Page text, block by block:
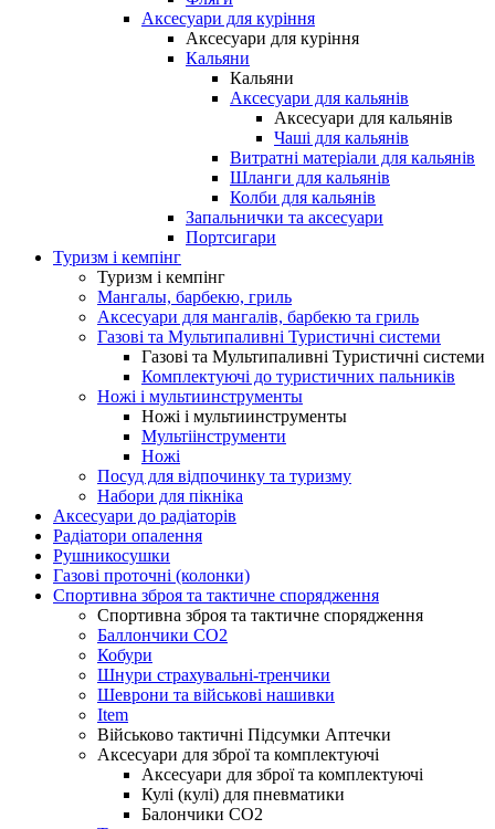
Аксесуари для куріння
Аксесуари для куріння
Кальяни
Кальяни
Аксесуари для кальянів
Аксесуари для кальянів
Чаші для кальянів
Витратні матеріали для кальянів
Шланги для кальянів
Колби для кальянів
Запальнички та аксесуари
Портсигари
Туризм і кемпінг
Туризм і кемпінг
Мангалы, барбекю, гриль
Аксесуари для мангалів, барбекю та гриль
Газові та Мультипаливні Туристичні системи
Газові та Мультипаливні Туристичні системи
Комплектуючі до туристичних пальників
Ножі і мультиинструменты
Ножі і мультиинструменты
Мультіінструменти
Ножі
Посуд для відпочинку та туризму
Набори для пікніка
Аксесуари до радіаторів
Радіатори опалення
Рушникосушки
Газові проточні (колонки)
Спортивна зброя та тактичне спорядження
Спортивна зброя та тактичне спорядження
Баллончики CO2
Кобури
Шнури страхувальні-тренчики
Шеврони та військові нашивки
Item
Військово тактичні Підсумки Аптечки
Аксесуари для зброї та комплектуючі
Аксесуари для зброї та комплектуючі
Кулі (кулі) для пневматики
Балончики CO2